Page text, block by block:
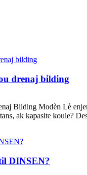
drenaj bilding
Bilding Modèn Lè
ak kapasite koule?
DINSEN?